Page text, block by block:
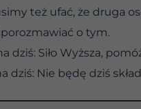
też ufać, że druga
o tym.
dziś: Siło Wyższa,
dziś: Nie będę dziś